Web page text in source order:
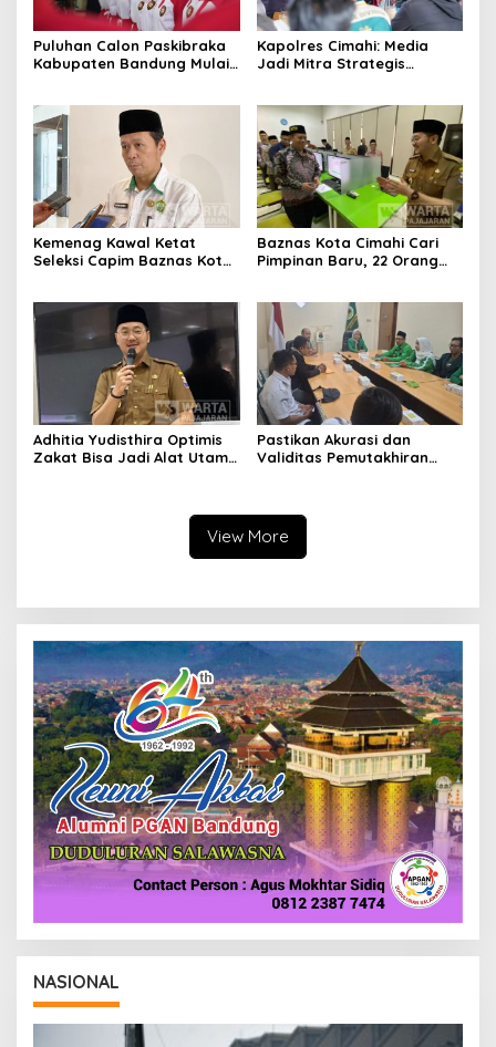
Puluhan Calon Paskibraka
Kabupaten Bandung Mulai
Kapolres Cimahi: Media
Jadi Mitra Strategis
Kemenag Kawal Ketat
Seleksi Capim Baznas Kota
Berintegritas
Baznas Kota Cimahi Cari
Pimpinan Baru, 22 Orang
Adhitia Yudisthira Optimis
Zakat Bisa Jadi Alat Utama
Pastikan Akurasi dan
Validitas Pemutakhiran
View More
NASIONAL